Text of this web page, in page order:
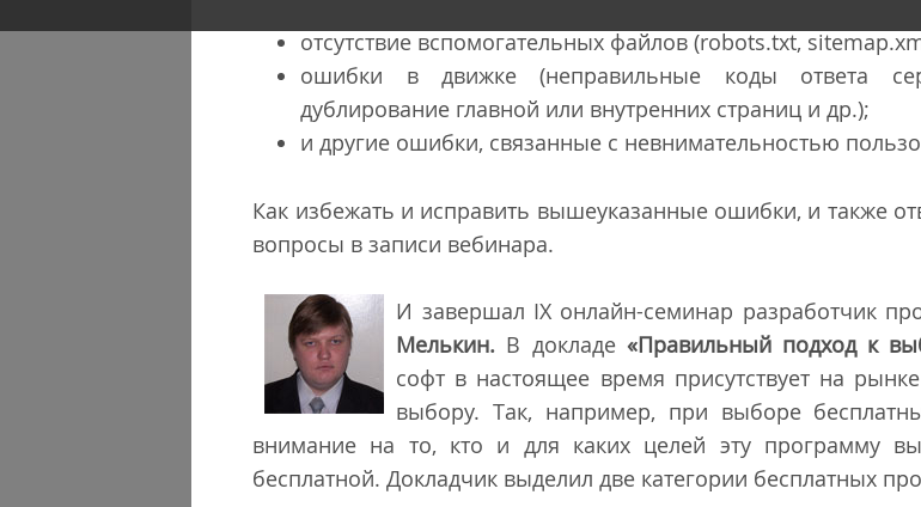
отсутствие вспомогательных файлов (robots.txt,
ошибки в движке (неправильные коды ответа
дублирование главной или внутренних страниц и др.);
и другие ошибки, связанные с невнимательностью
Как избежать и исправить вышеуказанные ошибки, и также
вопросы в записи вебинара.
И завершал IX онлайн-семинар разработчик
Мелькин. В докладе «Правильный подход к
софт в настоящее время присутствует на
выбору. Так, например, при выборе
внимание на то, кто и для каких целей эту программу
бесплатной. Докладчик выделил две категории бесплатных